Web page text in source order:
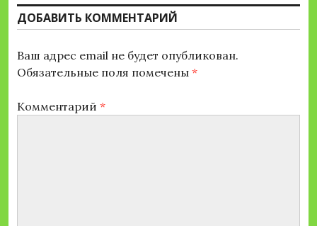
ДОБАВИТЬ КОММЕНТАРИЙ
Ваш адрес email не будет опубликован.
Обязательные поля помечены *
Комментарий *